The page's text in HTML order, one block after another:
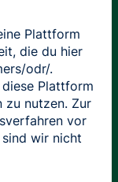
Plattform
die du hier
odr/.
Plattform
zu nutzen. Zur
vor
wir nicht